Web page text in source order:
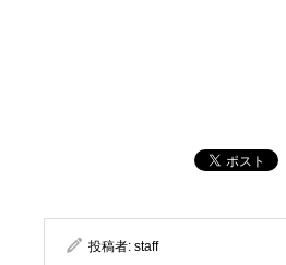
投稿者: staff